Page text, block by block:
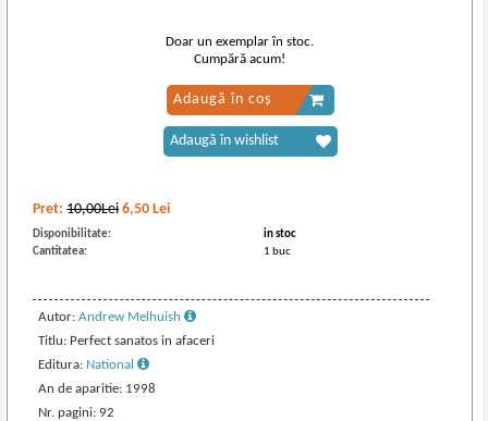
Pret:10,00Lei 6,50 Lei
Disponibilitate:
in stoc
Cantitatea:
1 buc
Autor:Andrew Melhuish
Titlu: Perfect sanatos in afaceri
Editura: National
An de aparitie: 1998
Nr. pagini: 92
Doar un exemplar în stoc.
Cumpără acum!
Adaugă în coș
Adaugă în wishlist